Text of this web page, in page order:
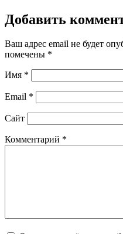
Добавить
Ваш адрес email не будет
помечены *
Имя *
Email *
Сайт
Комментарий *